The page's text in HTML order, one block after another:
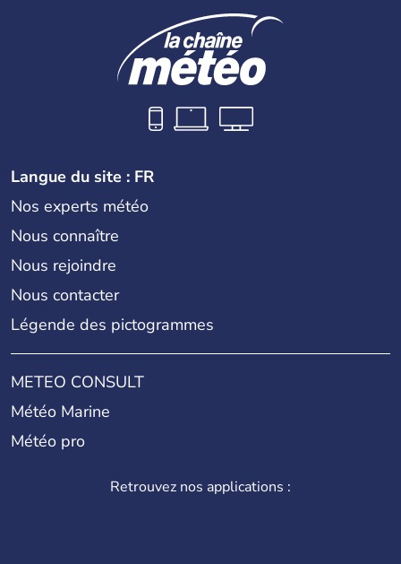
Langue du site : FR
Nos experts météo
Nous connaître
Nous rejoindre
Nous contacter
Légende des pictogrammes
METEO CONSULT
Météo Marine
Météo pro
Retrouvez nos applications :